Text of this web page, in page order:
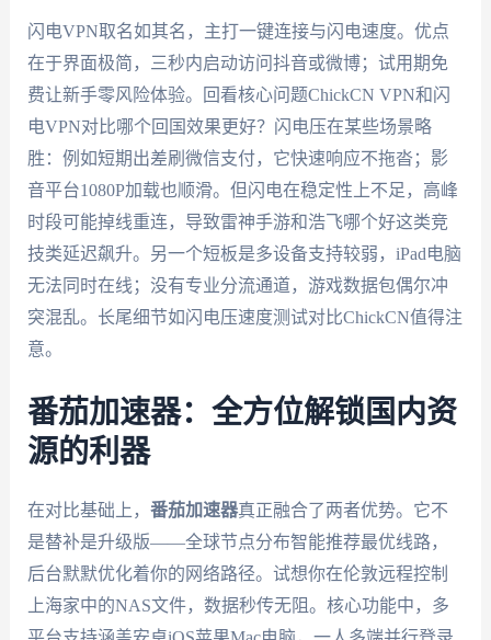
闪电VPN取名如其名，主打一键连接与闪电速度。优点
在于界面极简，三秒内启动访问抖音或微博；试用期免
费让新手零风险体验。回看核心问题ChickCN VPN和闪
电VPN对比哪个回国效果更好？闪电压在某些场景略
胜：例如短期出差刷微信支付，它快速响应不拖沓；影
音平台1080P加载也顺滑。但闪电在稳定性上不足，高峰
时段可能掉线重连，导致雷神手游和浩飞哪个好这类竞
技类延迟飙升。另一个短板是多设备支持较弱，iPad电脑
无法同时在线；没有专业分流通道，游戏数据包偶尔冲
突混乱。长尾细节如闪电压速度测试对比ChickCN值得注
意。
番茄加速器：全方位解锁国内资
源的利器
在对比基础上， 番茄加速器真正融合了两者优势。它不
是替补是升级版——全球节点分布智能推荐最优线路，
后台默默优化着你的网络路径。试想你在伦敦远程控制
上海家中的NAS文件，数据秒传无阻。核心功能中，多